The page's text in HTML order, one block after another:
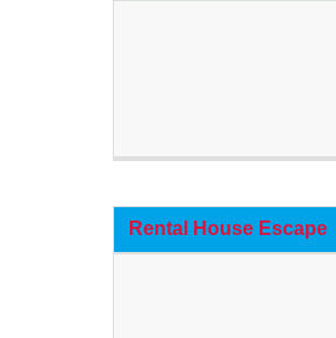
Rental House Escape